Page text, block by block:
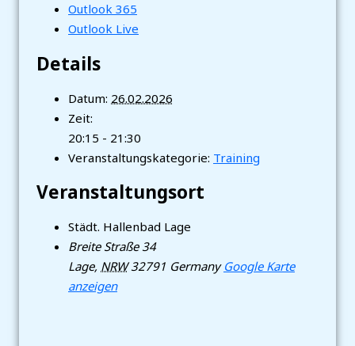
Outlook 365
Outlook Live
Details
Datum: 26.02.2026
Zeit:
20:15 - 21:30
Veranstaltungskategorie: Training
Veranstaltungsort
Städt. Hallenbad Lage
Breite Straße 34
Lage, NRW 32791 Germany Google Karte
anzeigen